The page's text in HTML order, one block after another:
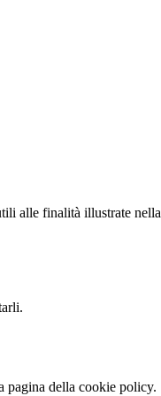
alle finalità illustrate nella
pagina della cookie policy.